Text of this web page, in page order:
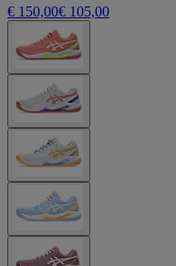
€ 150,00€ 105,00